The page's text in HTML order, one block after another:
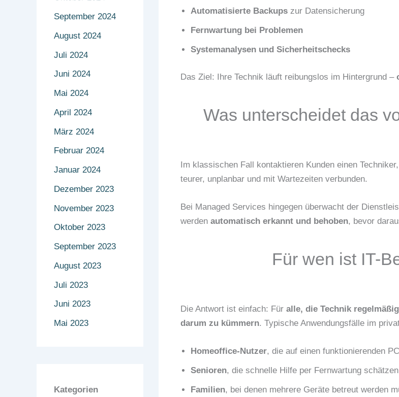
September 2024
August 2024
Juli 2024
Juni 2024
Mai 2024
April 2024
März 2024
Februar 2024
Januar 2024
Dezember 2023
November 2023
Oktober 2023
September 2023
August 2023
Juli 2023
Juni 2023
Mai 2023
Kategorien
Automatisierte Backupszur Datensicherung
Fernwartung bei Problemen
Systemanalysen und Sicherheitschecks
Das Ziel: Ihre Technik läuft reibungslos im Hintergrund –
Was unterscheidet das
Im klassischen Fall kontaktieren Kunden einen Techniker,
teurer, unplanbar und mit Wartezeiten verbunden.
Bei Managed Services hingegen überwacht der
werden automatisch erkannt und behoben, bevor
Für wen ist IT-
Die Antwort ist einfach: Für alle, die Technik
darum zu kümmern. Typische Anwendungsfälle im
Homeoffice-Nutzer, die auf einen funktionierenden
Senioren, die schnelle Hilfe per Fernwartung schätzen
Familien, bei denen mehrere Geräte betreut werden